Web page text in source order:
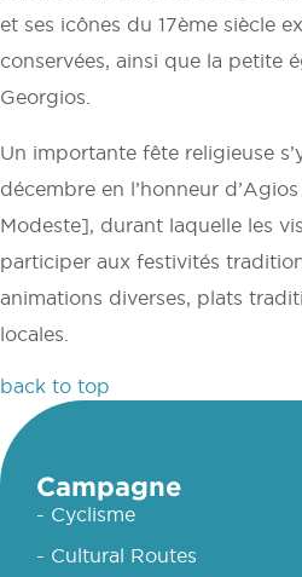
et ses icônes du 17ème siècle
conservées, ainsi que la petite
Georgios.
Un importante fête religieuse
décembre en l’honneur
Modeste], durant laquelle les
participer aux festivités
animations diverses, plats
locales.
back to top
Campagne
- Cyclisme
- Cultural Routes